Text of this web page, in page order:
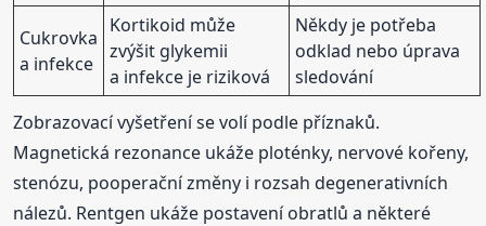
Cukrovka
a infekce
Kortikoid může
zvýšit glykemii
a infekce je riziková
Někdy je potřeba
odklad nebo úprava
sledování
Zobrazovací vyšetření se volí podle příznaků.
Magnetická rezonance ukáže ploténky, nervové kořeny,
stenózu, pooperační změny i rozsah degenerativních
nálezů. Rentgen ukáže postavení obratlů a některé